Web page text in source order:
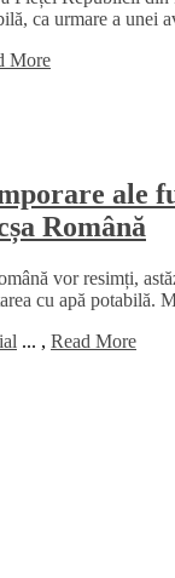
ca urmare a unei
More
ale
Română
vor resimți,
cu apă potabilă.
... , Read More